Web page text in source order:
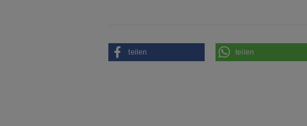
teilen teilen